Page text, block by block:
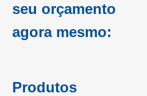
seu orçamento
agora mesmo:
Produtos